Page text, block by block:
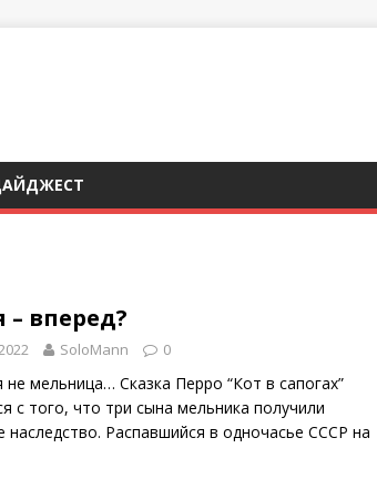
– вперед?
SoloMann 0
не мельница… Сказка Перро “Кот в сапогах”
с того, что три сына мельника получили
наследство. Распавшийся в одночасье СССР на